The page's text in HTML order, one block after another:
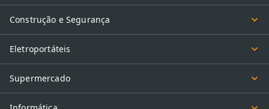
Construção e Segurança
Eletroportáteis
Supermercado